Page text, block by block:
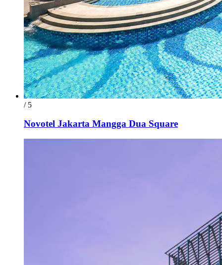
/ 5
Novotel Jakarta Mangga Dua Square